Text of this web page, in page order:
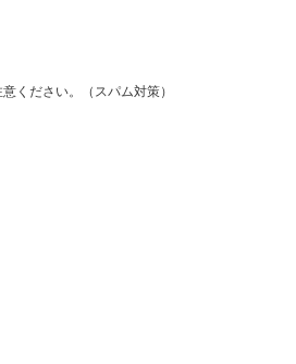
ください。（スパム対策）